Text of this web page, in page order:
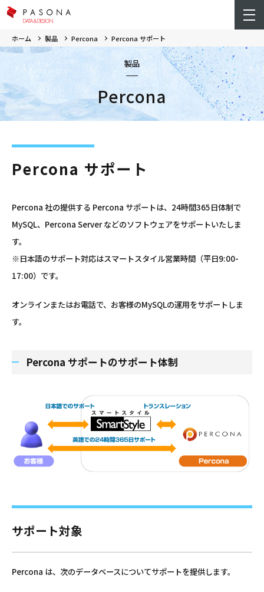
ホーム 製品 Percona Percona サポート
製品
Percona
Percona サポート
Percona 社の提供する Percona サポートは、24時間365日体制で
MySQL、Percona Server などのソフトウェアをサポートいたしま
す。
※日本語のサポート対応はスマートスタイル営業時間（平日9:00-
17:00）です。
オンラインまたはお電話で、お客様のMySQLの運用をサポートしま
す。
Percona サポートのサポート体制
サポート対象
Percona は、次のデータベースについてサポートを提供します。